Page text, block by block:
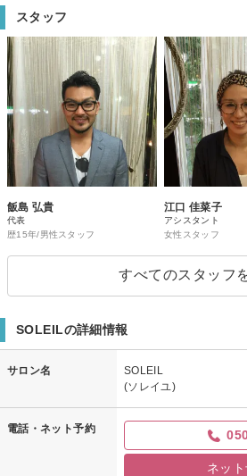
スタッフ
飯島 弘貴
代表
歴15年/男性スタッフ
江口 佳菜子
アシスタント
女性スタッフ
すべてのスタッフ
SOLEILの詳細情報
サロン名
SOLEIL
(ソレイユ)
電話・ネット予約
ネッ